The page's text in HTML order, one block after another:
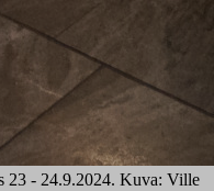
23 - 24.9.2024. Kuva: Ville